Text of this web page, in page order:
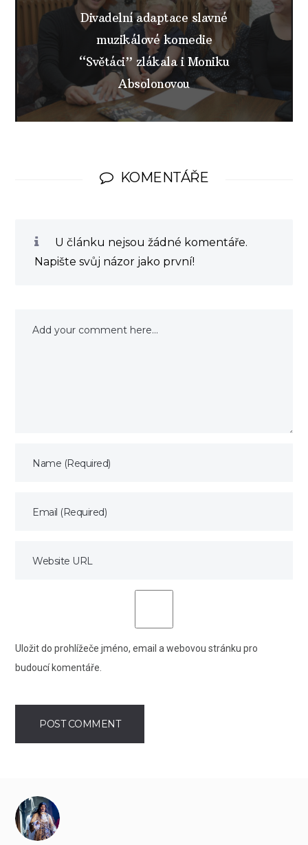
Divadelní adaptace slavné
muzikálové komedie
“Světáci” zlákala i Moniku
Absolonovou
KOMENTÁŘE
U článku nejsou žádné komentáře.
Napište svůj názor jako první!
Uložit do prohlížeče jméno, email a webovou stránku pro
budoucí komentáře.